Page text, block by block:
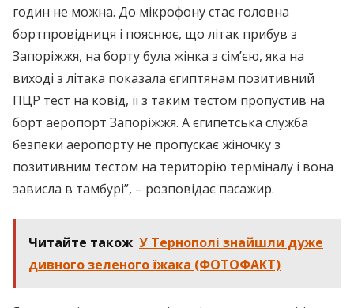
годин не можна. До мікрофону стає головна
бортпровідниця і пояснює, що літак прибув з
Запоріжжя, на борту була жінка з сім’єю, яка на
виході з літака показала єгиптянам позитивний
ПЦР тест на ковід, її з таким тестом пропустив на
борт аеропорт Запоріжжя. А єгипетська служба
безпеки аеропорту не пропускає жіночку з
позитивним тестом на територію терміналу і вона
зависла в тамбурі”, – розповідає пасажир.
Читайте також У Тернополі знайшли дуже
дивного зеленого їжака (ФОТОФАКТ)